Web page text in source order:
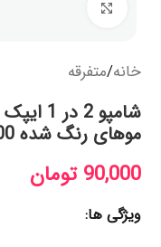
خانه/متفرقه
موهای رنگ شده 600 میل
90,000 تومان
ویژگی ها: